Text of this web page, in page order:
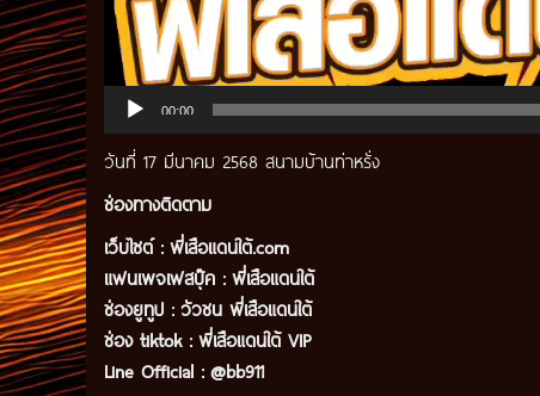
00:00
วันที่ 17 มีนาคม 2568 สนามบ้านท่าหรั่ง
ช่องทางติดตาม
เว็บไซต์ : พี่เสือแดนใต้.com
แฟนเพจเฟสบุ๊ค : พี่เสือแดนใต้
ช่องยูทูป : วัวชน พี่เสือแดนใต้
ช่อง tiktok : พี่เสือแดนใต้ VIP
Line Official : @bb911